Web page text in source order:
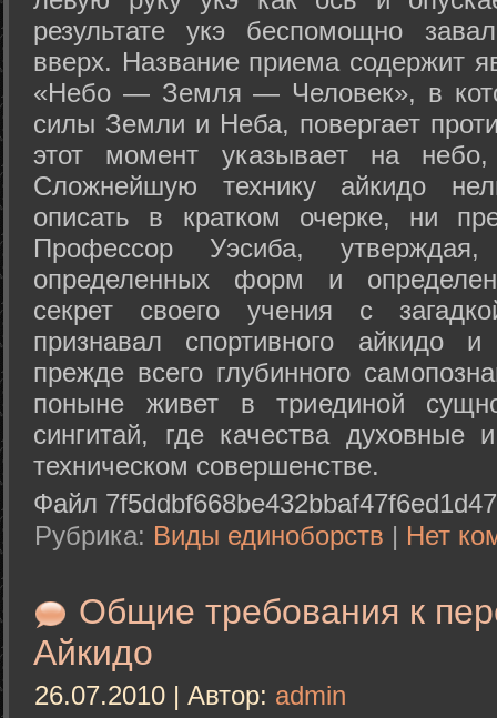
результате укэ беспомощно
вверх. Название приема содержит
«Небо — Земля — Человек», в
силы Земли и Неба, повергает
этот момент указывает на
Сложнейшую технику айкидо
описать в кратком очерке, ни
Профессор Уэсиба,
определенных форм и
секрет своего учения с
признавал спортивного айкидо
прежде всего глубинного
поныне живет в триединой
сингитай, где качества духовные
техническом совершенстве.
Файл
Рубрика: Виды единоборств | Нет
Общие требования к
Айкидо
26.07.2010 | Автор: admin